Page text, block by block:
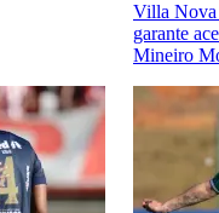
Villa Nova
garante
Mineiro